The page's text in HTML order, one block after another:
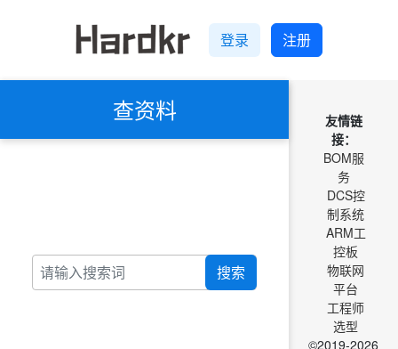
登录 注册
查资料
搜索
友情链
接：
BOM服
务
DCS控
制系统
ARM工
控板
物联网
平台
工程师
选型
©2019-2026